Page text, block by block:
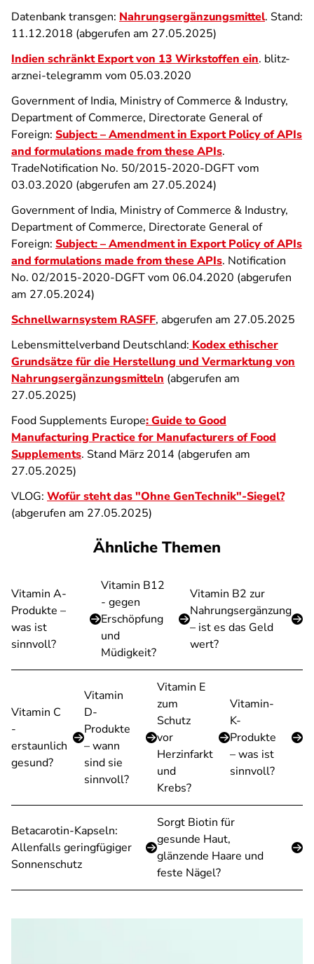
Datenbank transgen: Nahrungsergänzungsmittel. Stand:
11.12.2018 (abgerufen am 27.05.2025)
Indien schränkt Export von 13 Wirkstoffen ein. blitz-
arznei-telegramm vom 05.03.2020
Government of India, Ministry of Commerce & Industry,
Department of Commerce, Directorate General of
Foreign: Subject: – Amendment in Export Policy of APIs
and formulations made from these APIs.
TradeNotification No. 50/2015-2020-DGFT vom
03.03.2020 (abgerufen am 27.05.2024)
Government of India, Ministry of Commerce & Industry,
Department of Commerce, Directorate General of
Foreign: Subject: – Amendment in Export Policy of APIs
and formulations made from these APIs. Notification
No. 02/2015-2020-DGFT vom 06.04.2020 (abgerufen
am 27.05.2024)
Schnellwarnsystem RASFF, abgerufen am 27.05.2025
Lebensmittelverband Deutschland: Kodex ethischer
Grundsätze für die Herstellung und Vermarktung von
Nahrungsergänzungsmitteln (abgerufen am
27.05.2025)
Food Supplements Europe: Guide to Good
Manufacturing Practice for Manufacturers of Food
Supplements. Stand März 2014 (abgerufen am
27.05.2025)
VLOG: Wofür steht das "Ohne GenTechnik"-Siegel?
(abgerufen am 27.05.2025)
Ähnliche Themen
Vitamin A-
Produkte –
was ist
sinnvoll?
Vitamin B12
- gegen
Erschöpfung
und
Müdigkeit?
Vitamin B2 zur
Nahrungsergänzung
– ist es das Geld
wert?
Vitamin C
-
erstaunlich
gesund?
Vitamin
D-
Produkte
– wann
sind sie
sinnvoll?
Vitamin E
zum
Schutz
vor
Herzinfarkt
und
Krebs?
Vitamin-
K-
Produkte
– was ist
sinnvoll?
Betacarotin-Kapseln:
Allenfalls geringfügiger
Sonnenschutz
Sorgt Biotin für
gesunde Haut,
glänzende Haare und
feste Nägel?